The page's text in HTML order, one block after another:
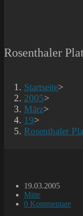
Rosenthaler
Startseite>
2005>
März>
19>
Rosenthaler
Beitrag
veröffentlicht:
19.03.2005
Beitrags-
Kategorie:
Mitte
Beitrags-
0 Kommentare